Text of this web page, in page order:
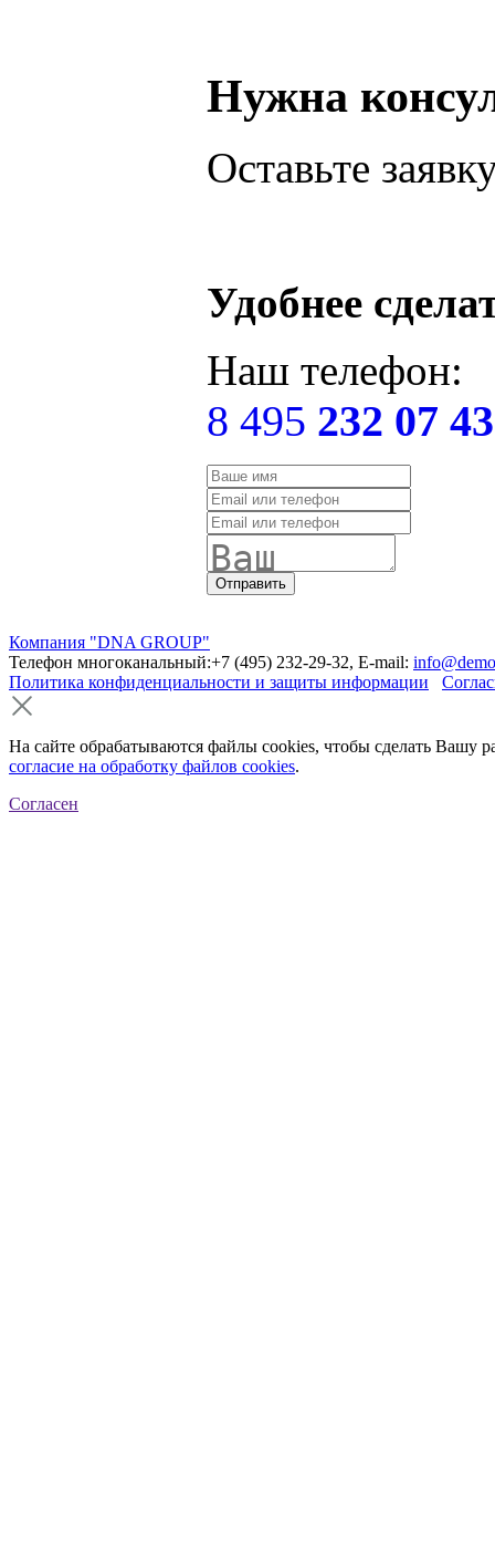
Нужна
Оставьте
Удобнее
Наш телефон:
8 495 232 07 43
Компания "DNA GROUP"
Телефон многоканальный:+7 (495) 232-29-32, E-mail:
Политика конфиденциальности и защиты информации
На сайте обрабатываются файлы cookies, чтобы сделать Вашу
согласие на обработку файлов cookies.
Согласен